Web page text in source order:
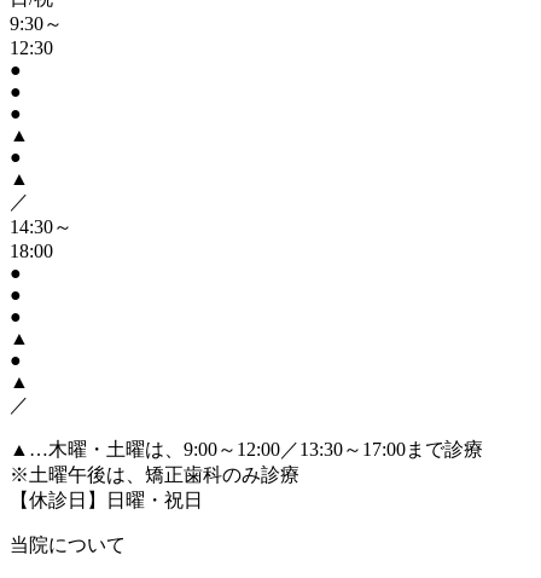
9:30～
12:30
●
●
●
▲
●
▲
／
14:30～
18:00
●
●
●
▲
●
▲
／
▲ …木曜・土曜は、9:00～12:00／13:30～17:00まで診療
※土曜午後は、矯正歯科のみ診療
【休診日】日曜・祝日
当院について